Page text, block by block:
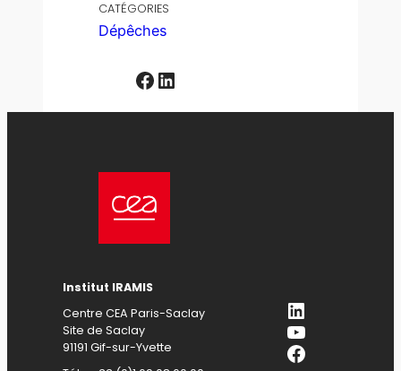
CATÉGORIES
Dépêches
Facebook LinkedIn
Institut IRAMIS
Centre CEA Paris-Saclay
Site de Saclay
91191 Gif-sur-Yvette
LinkedIn
YouTube
Facebook